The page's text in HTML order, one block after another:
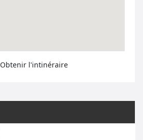
Obtenir l'intinéraire